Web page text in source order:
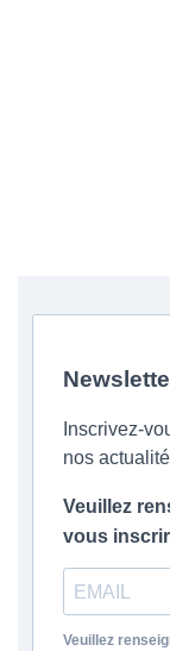
Inscrivez-
nos
Veuillez
vous
Veuillez